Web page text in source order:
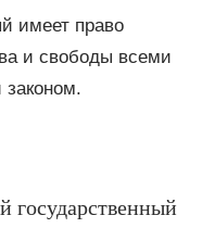
имеет право
и свободы всеми